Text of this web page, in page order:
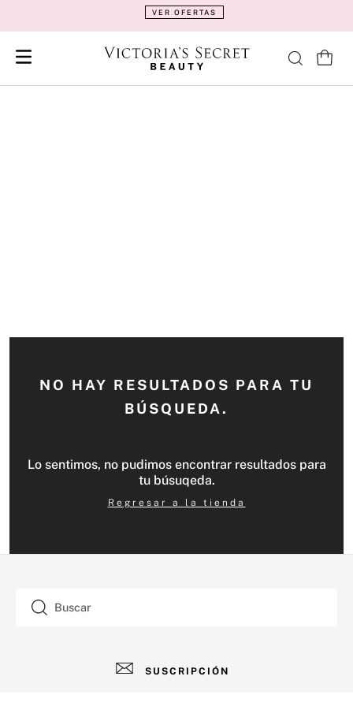
VER OFERTAS
NO HAY RESULTADOS PARA TU
BÚSQUEDA.
Lo sentimos, no pudimos encontrar resultados para
tu búsuqeda.
Regresar a la tienda
Buscar
SUSCRIPCIÓN